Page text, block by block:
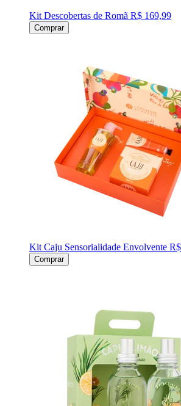
Kit Descobertas de Romã R$ 169,99
Comprar
Kit Caju Sensorialidade Envolvente
Comprar